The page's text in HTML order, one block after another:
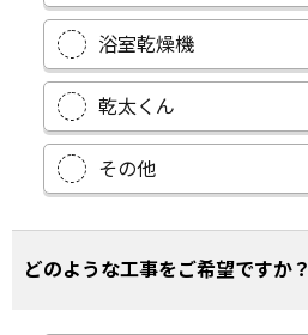
浴室乾燥機
乾太くん
その他
どのような工事をご希望ですか？